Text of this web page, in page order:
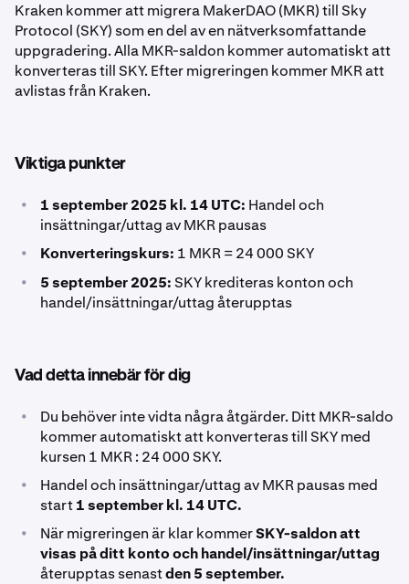
Kraken kommer att migrera MakerDAO (MKR) till Sky
Protocol (SKY) som en del av en nätverksomfattande
uppgradering. Alla MKR-saldon kommer automatiskt att
konverteras till SKY. Efter migreringen kommer MKR att
avlistas från Kraken.
Viktiga punkter
• 1 september 2025 kl. 14 UTC: Handel och
insättningar/uttag av MKR pausas
• Konverteringskurs: 1 MKR = 24 000 SKY
• 5 september 2025:SKY krediteras konton och
handel/insättningar/uttag återupptas
Vad detta innebär för dig
•
Du behöver inte vidta några åtgärder. Ditt MKR-saldo
kommer automatiskt att konverteras till SKY med
kursen 1 MKR : 24 000 SKY.
•
Handel och insättningar/uttag av MKR pausas med
start1 september kl. 14 UTC.
• När migreringen är klar kommerSKY-saldon att
visas på ditt konto och handel/insättningar/uttag
återupptas senastden 5 september.